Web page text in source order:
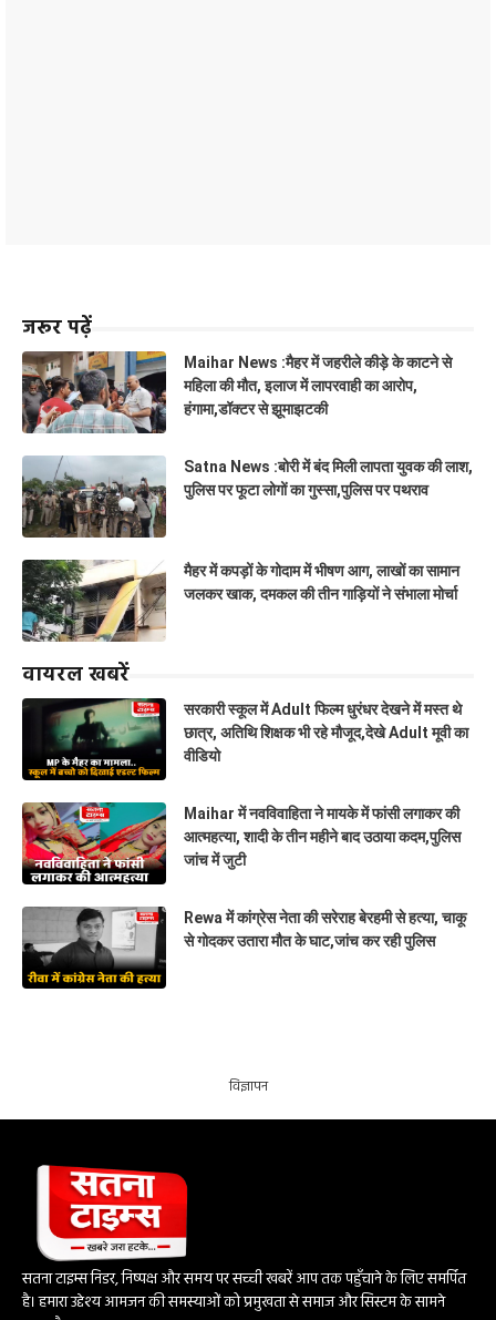
जरूर पढ़ें
Maihar News :मैहर में जहरीले कीड़े के काटने से
महिला की मौत, इलाज में लापरवाही का आरोप,
हंगामा,डॉक्टर से झूमाझटकी
Satna News :बोरी में बंद मिली लापता युवक की लाश,
पुलिस पर फूटा लोगों का गुस्सा,पुलिस पर पथराव
मैहर में कपड़ों के गोदाम में भीषण आग, लाखों का सामान
जलकर खाक, दमकल की तीन गाड़ियों ने संभाला मोर्चा
वायरल खबरें
सरकारी स्कूल में Adult फिल्म धुरंधर देखने में मस्त थे
छात्र, अतिथि शिक्षक भी रहे मौजूद,देखे Adult मूवी का
वीडियो
Maihar में नवविवाहिता ने मायके में फांसी लगाकर की
आत्महत्या, शादी के तीन महीने बाद उठाया कदम,पुलिस
जांच में जुटी
Rewa में कांग्रेस नेता की सरेराह बेरहमी से हत्या, चाकू
से गोदकर उतारा मौत के घाट,जांच कर रही पुलिस
विज्ञापन
सतना टाइम्स निडर, निष्पक्ष और समय पर सच्ची खबरें आप तक पहुँचाने के लिए समर्पित
है। हमारा उद्देश्य आमजन की समस्याओं को प्रमुखता से समाज और सिस्टम के सामने